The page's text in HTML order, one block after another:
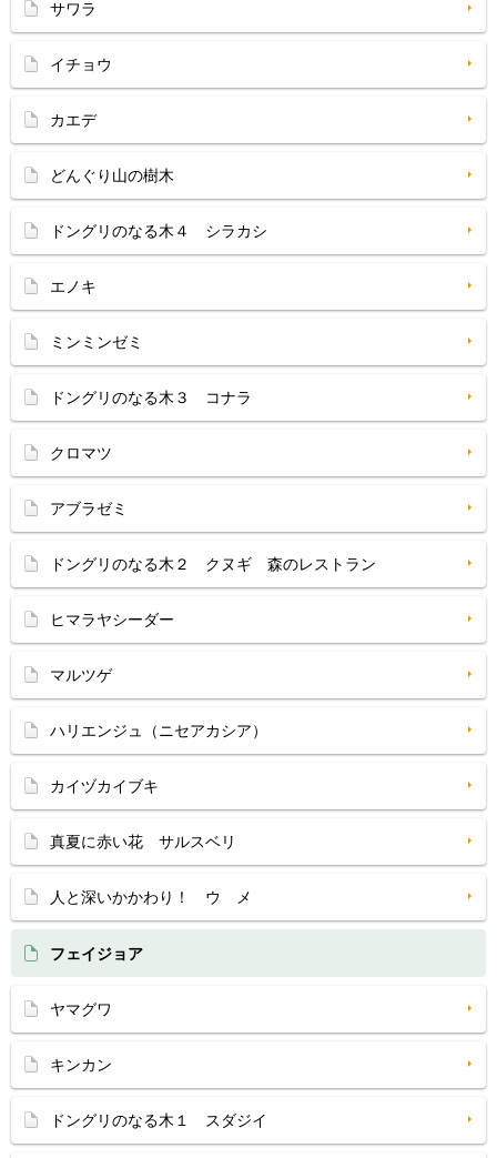
サワラ
イチョウ
カエデ
どんぐり山の樹木
ドングリのなる木４ シラカシ
エノキ
ミンミンゼミ
ドングリのなる木３ コナラ
クロマツ
アブラゼミ
ドングリのなる木２ クヌギ 森のレストラン
ヒマラヤシーダー
マルツゲ
ハリエンジュ（ニセアカシア）
カイヅカイブキ
真夏に赤い花 サルスベリ
人と深いかかわり！ ウ メ
フェイジョア
ヤマグワ
キンカン
ドングリのなる木１ スダジイ